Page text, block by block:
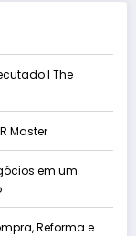
l The
Master
em um
Reforma e